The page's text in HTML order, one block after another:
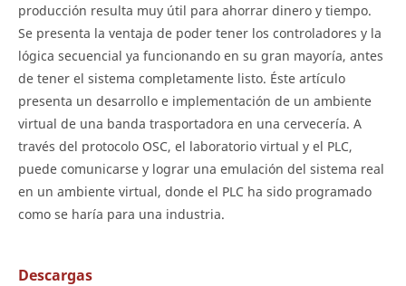
producción resulta muy útil para ahorrar dinero y tiempo.
Se presenta la ventaja de poder tener los controladores y la
lógica secuencial ya funcionando en su gran mayoría, antes
de tener el sistema completamente listo. Éste artículo
presenta un desarrollo e implementación de un ambiente
virtual de una banda trasportadora en una cervecería. A
través del protocolo OSC, el laboratorio virtual y el PLC,
puede comunicarse y lograr una emulación del sistema real
en un ambiente virtual, donde el PLC ha sido programado
como se haría para una industria.
Descargas